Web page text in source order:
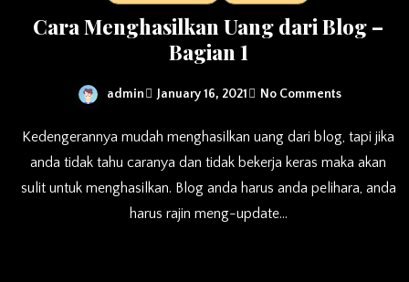
Cara Menghasilkan Uang dari Blog –
Bagian 1
admin January 16, 2021 No Comments
Kedengerannya mudah menghasilkan uang dari blog, tapi jika
anda tidak tahu caranya dan tidak bekerja keras maka akan
sulit untuk menghasilkan. Blog anda harus anda pelihara, anda
harus rajin meng-update…